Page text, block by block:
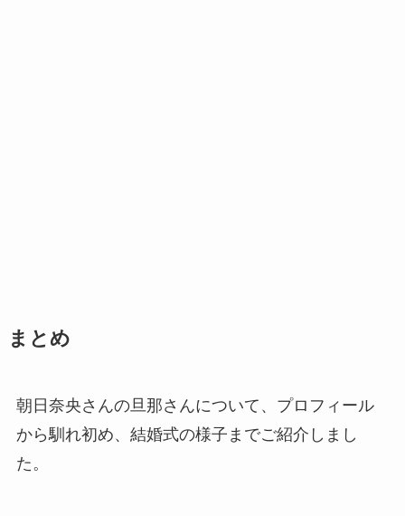
まとめ
朝日奈央さんの旦那さんについて、プロフィール
から馴れ初め、結婚式の様子までご紹介しまし
た。